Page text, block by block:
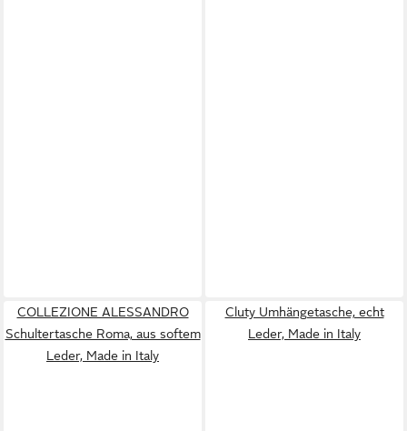
COLLEZIONE ALESSANDRO
Schultertasche Roma, aus softem
Leder, Made in Italy
Cluty Umhängetasche, echt
Leder, Made in Italy